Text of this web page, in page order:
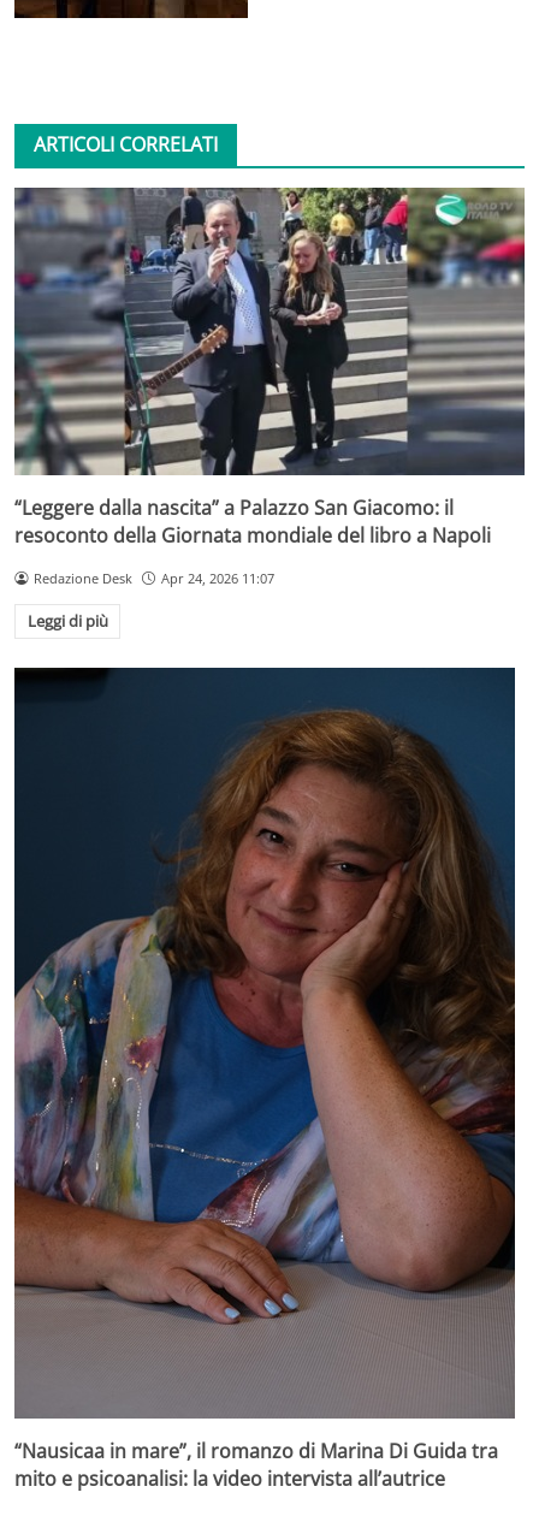
ARTICOLI CORRELATI
“Leggere dalla nascita” a Palazzo San Giacomo: il
resoconto della Giornata mondiale del libro a Napoli
Redazione Desk Apr 24, 2026 11:07
Leggi di più
“Nausicaa in mare”, il romanzo di Marina Di Guida tra
mito e psicoanalisi: la video intervista all’autrice